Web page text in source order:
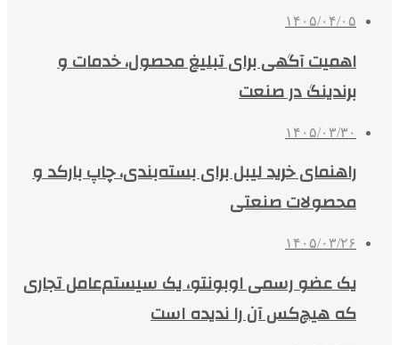
۱۴۰۵/۰۴/۰۵
اهمیت آگهی برای تبلیغ محصول، خدمات و
برندینگ در صنعت
۱۴۰۵/۰۳/۳۰
راهنمای خرید لیبل برای بسته‌بندی، چاپ بارکد و
محصولات صنعتی
۱۴۰۵/۰۳/۲۶
یک عضو رسمی اوبونتو، یک سیستم‌عامل تجاری
که هیچ‌کس آن را ندیده است